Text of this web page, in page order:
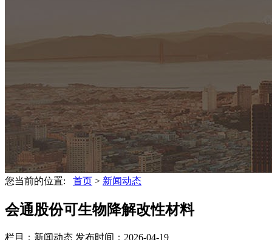
您当前的位置: 首页 > 新闻动态
会通股份可生物降解改性材料
栏目：新闻动态 发布时间：2026-04-19